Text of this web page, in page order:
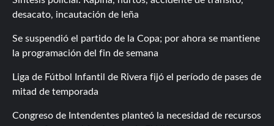
desacato, incautación de leña
Se suspendió el partido de la Copa; por ahora se mantiene
la programación del fin de semana
Liga de Fútbol Infantil de Rivera fijó el período de pases de
mitad de temporada
Congreso de Intendentes planteó la necesidad de recursos